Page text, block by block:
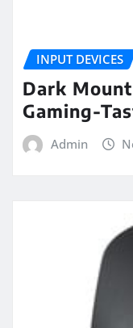
INPUT DEVICES
Dark
Gaming-
Admin